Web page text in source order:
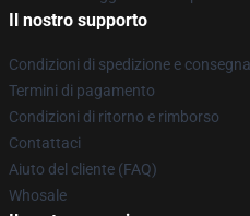
Il nostro supporto
Condizioni di spedizione e consegna
Termini di pagamento
Condizioni di ritorno e rimborso
Contattaci
Aiuto del cliente (FAQ)
Whosale